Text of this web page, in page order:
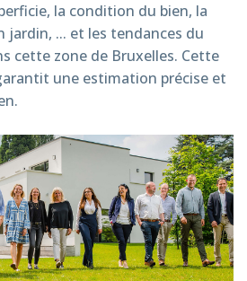
la condition du bien, la
jardin, ... et les tendances du
cette zone de Bruxelles. Cette
une estimation précise et